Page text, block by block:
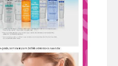
Soslar Hazır Yemekler
Hobi
Kitap & Dergi
Konserve
Mutfak Ürünleri
Otomobil
Kahvaltılık
Temizlik